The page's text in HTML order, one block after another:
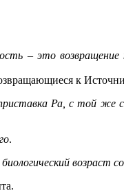
– это
к
Ра, с той
.